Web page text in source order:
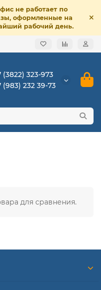
не работает по
оформленные на
рабочий день.
(3822) 323-973
(983) 232 39-73
для сравнения.